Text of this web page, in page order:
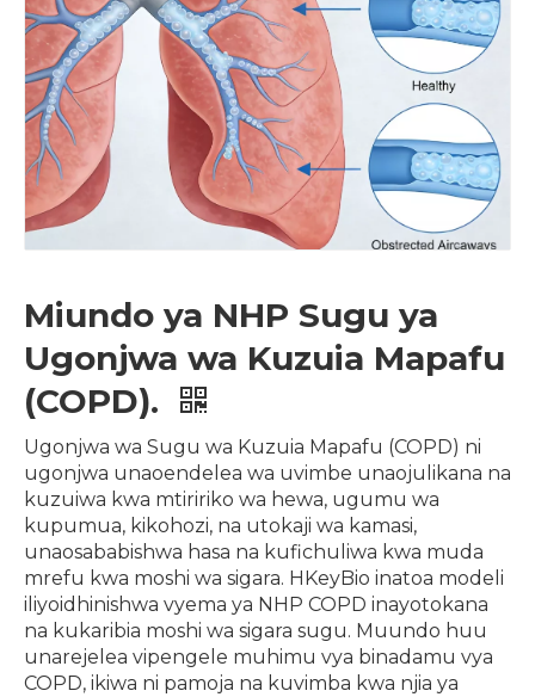
Miundo ya NHP Sugu ya
Ugonjwa wa Kuzuia Mapafu
(COPD).
Ugonjwa wa Sugu wa Kuzuia Mapafu (COPD) ni
ugonjwa unaoendelea wa uvimbe unaojulikana na
kuzuiwa kwa mtiririko wa hewa, ugumu wa
kupumua, kikohozi, na utokaji wa kamasi,
unaosababishwa hasa na kufichuliwa kwa muda
mrefu kwa moshi wa sigara. HKeyBio inatoa modeli
iliyoidhinishwa vyema ya NHP COPD inayotokana
na kukaribia moshi wa sigara sugu. Muundo huu
unarejelea vipengele muhimu vya binadamu vya
COPD, ikiwa ni pamoja na kuvimba kwa njia ya